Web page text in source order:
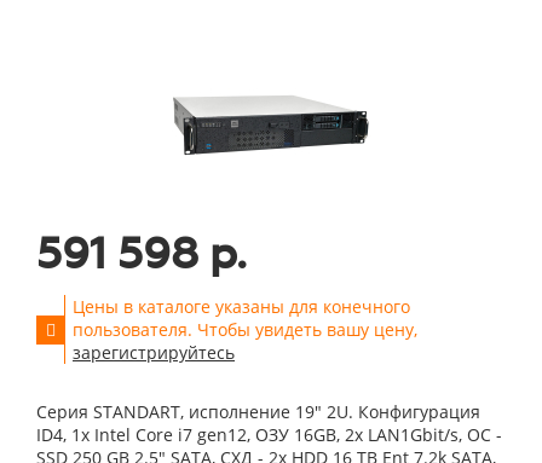
591 598 р.
Цены в каталоге указаны для конечного
пользователя. Чтобы увидеть вашу цену,
зарегистрируйтесь
Серия STANDART, исполнение 19" 2U. Конфигурация
ID4, 1x Intel Core i7 gen12, ОЗУ 16GB, 2x LAN1Gbit/s, OС -
SSD 250 GB 2.5" SATA, СХД - 2x HDD 16 TB Ent 7.2k SATA,